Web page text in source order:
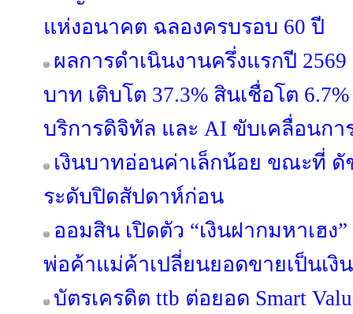
แห่งอนาคต ฉลองครบรอบ 60 ปี
ผลการดำเนินงานครึ่งแรกปี
บาท เติบโต 37.3% สินเชื่อโต
บริการดิจิทัล และ AI ขับเคลื่อนกา
เงินบาทอ่อนค่าเล็กน้อย ขณะที่
ระดับปิดสัปดาห์ก่อน
ออมสิน เปิดตัว “เงินฝากมหาเฮง
พ่อค้าแม่ค้าเปลี่ยนยอดขายเป็นเงิ
บัตรเครดิต ttb ต่อยอด Smart